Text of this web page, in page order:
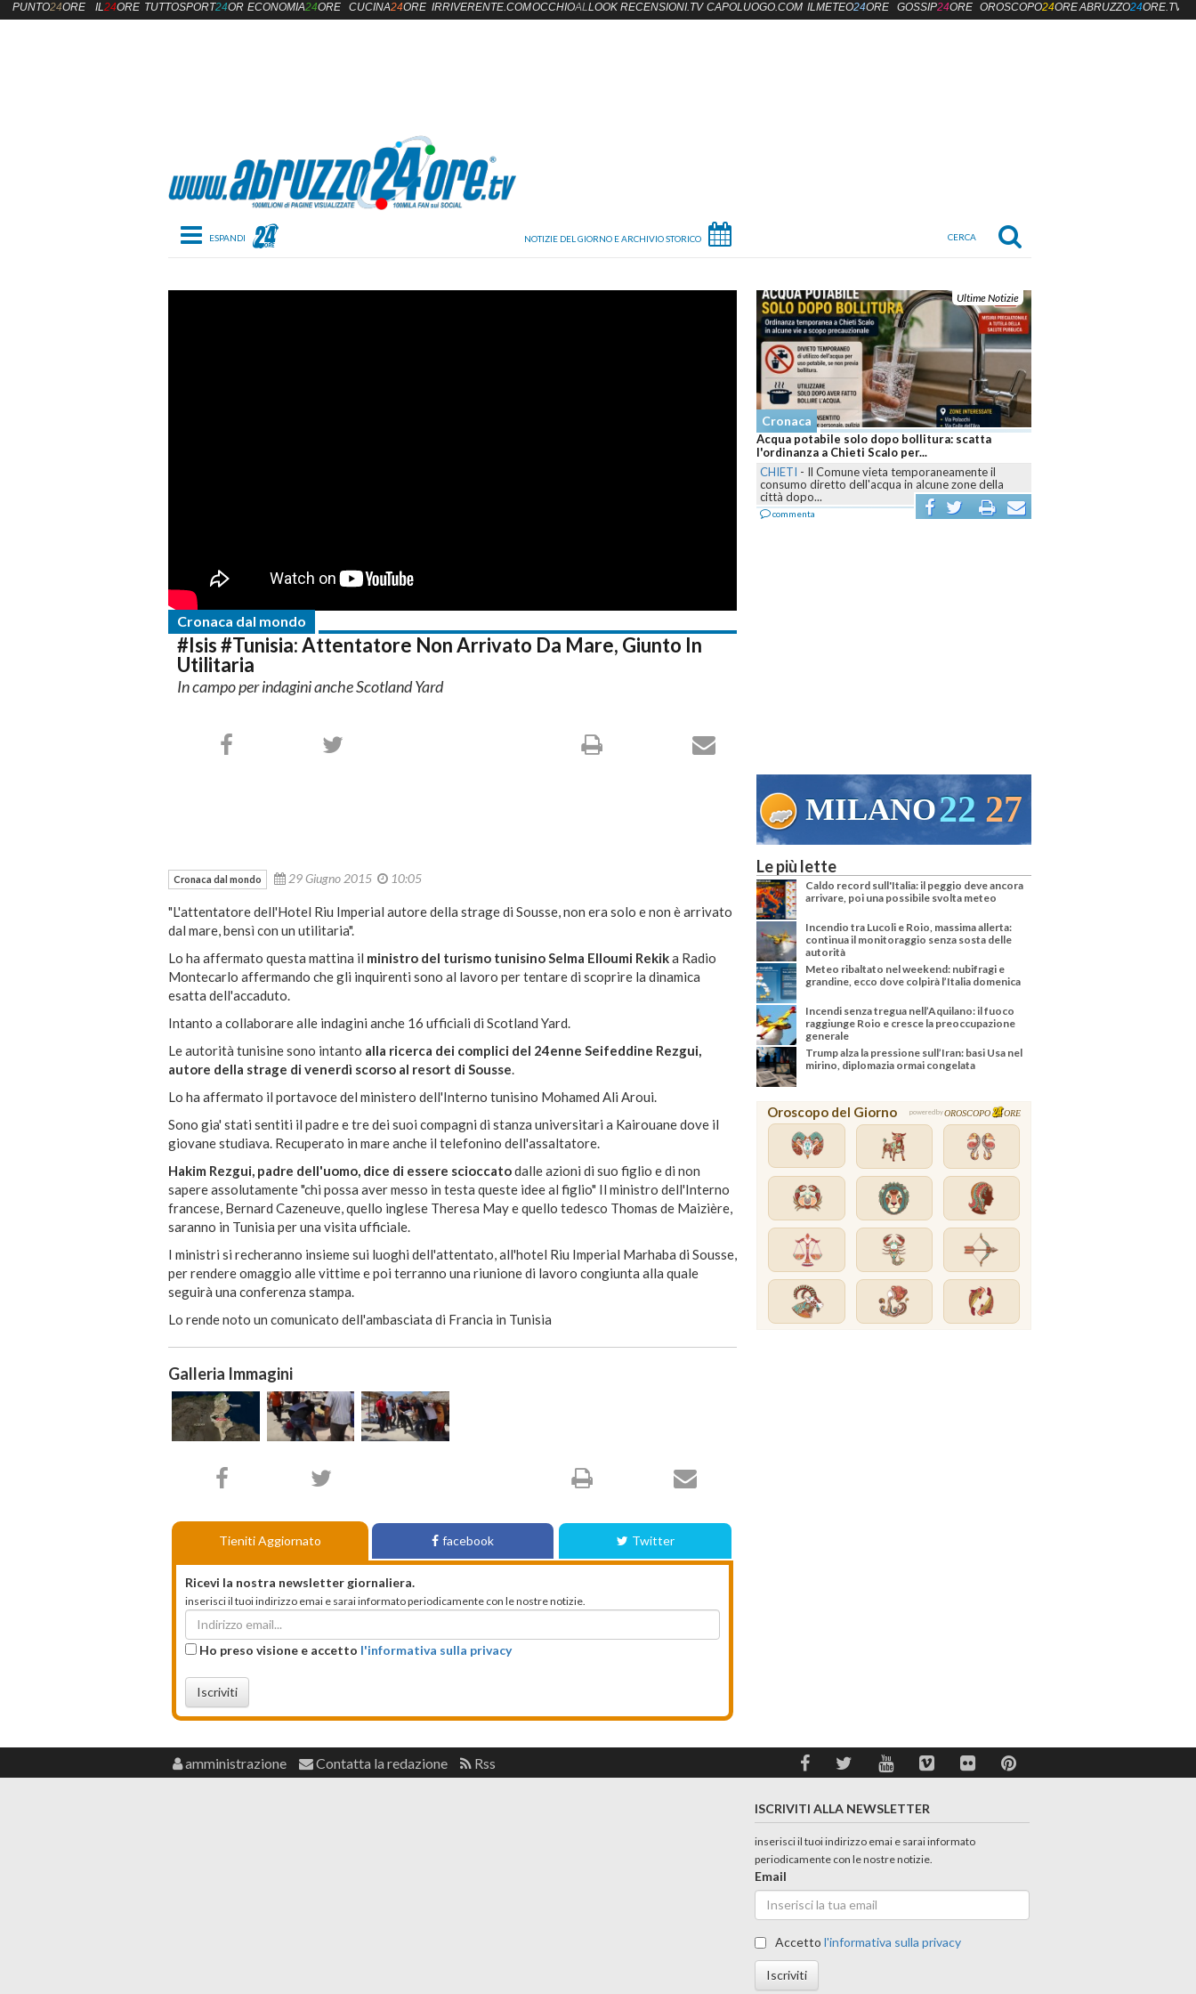
Toggle navigation
Cronaca dal mondo
#Isis #Tunisia: Attentatore Non Arrivato Da Mare, Giunto In
Utilitaria
In campo per indagini anche Scotland Yard
Ultime Notizie
Cronaca
Acqua potabile solo dopo bollitura: scatta
l'ordinanza a Chieti Scalo per...
CHIETI - Il Comune vieta temporaneamente il
consumo diretto dell'acqua in alcune zone della
città dopo...
commenta
MILANO22 27
Cronaca dal mondo 29 Giugno 2015 10:05
"L'attentatore dell'Hotel Riu Imperial autore della strage di Sousse, non era solo e non è arrivato
dal mare, bensì con un utilitaria".
Lo ha affermato questa mattina il ministro del turismo tunisino Selma Elloumi Rekika Radio
Montecarlo affermando che gli inquirenti sono al lavoro per tentare di scoprire la dinamica
esatta dell'accaduto.
Intanto a collaborare alle indagini anche 16 ufficiali di Scotland Yard.
Le autorità tunisine sono intanto alla ricerca dei complici del 24enne Seifeddine Rezgui,
autore della strage di venerdì scorso al resort di Sousse.
Lo ha affermato il portavoce del ministero dell'Interno tunisino Mohamed Ali Aroui.
Sono gia' stati sentiti il padre e tre dei suoi compagni di stanza universitari a Kairouane dove il
giovane studiava. Recuperato in mare anche il telefonino dell'assaltatore.
Hakim Rezgui, padre dell'uomo, dice di essere scioccatodalle azioni di suo figlio e di non
sapere assolutamente "chi possa aver messo in testa queste idee al figlio" Il ministro dell'Interno
francese, Bernard Cazeneuve, quello inglese Theresa May e quello tedesco Thomas de Maizière,
saranno in Tunisia per una visita ufficiale.
I ministri si recheranno insieme sui luoghi dell'attentato, all'hotel Riu Imperial Marhaba di Sousse,
per rendere omaggio alle vittime e poi terranno una riunione di lavoro congiunta alla quale
seguirà una conferenza stampa.
Lo rende noto un comunicato dell'ambasciata di Francia in Tunisia
Galleria Immagini
Tieniti Aggiornato facebook Twitter
Ricevi la nostra newsletter giornaliera.
inserisci il tuoi indirizzo emai e sarai informato periodicamente con le nostre notizie.
Ho preso visione e accetto l'informativa sulla privacy
Iscriviti
Le più lette
Caldo record sull'Italia: il peggio deve ancora
arrivare, poi una possibile svolta meteo
Incendio tra Lucoli e Roio, massima allerta:
continua il monitoraggio senza sosta delle
autorità
Meteo ribaltato nel weekend: nubifragi e
grandine, ecco dove colpirà l’Italia domenica
Incendi senza tregua nell’Aquilano: il fuoco
raggiunge Roio e cresce la preoccupazione
generale
Trump alza la pressione sull’Iran: basi Usa nel
mirino, diplomazia ormai congelata
Oroscopo del Giorno powered byOROSCOPO ORE
PUNTO24ORE IL24ORE TUTTOSPORT24OREECONOMIA24ORE CUCINA24ORE IRRIVERENTE.COMOCCHIOALLOOK RECENSIONI.TV CAPOLUOGO.COM ILMETEO24ORE GOSSIP24ORE OROSCOPO24OREABRUZZO24ORE.TV
amministrazione Contatta la redazione Rss
ISCRIVITI ALLA NEWSLETTER
inserisci il tuoi indirizzo emai e sarai informato
periodicamente con le nostre notizie.
Email
Accettol'informativa sulla privacy
Iscriviti